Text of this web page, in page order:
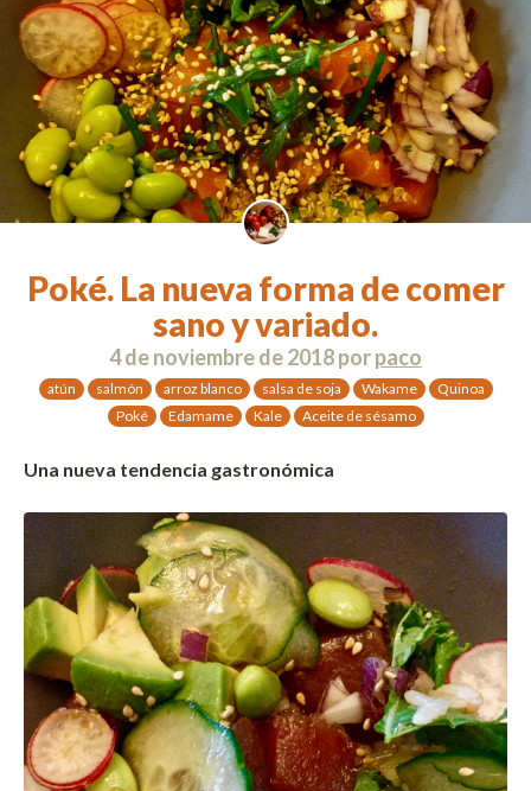
Poké. La nueva forma de comer
sano y variado.
4 de noviembre de 2018porpaco
atún salmón arroz blanco salsa de soja Wakame
Quinoa
Poké
Edamame Kale Aceite de sésamo
Una nueva tendencia gastronómica